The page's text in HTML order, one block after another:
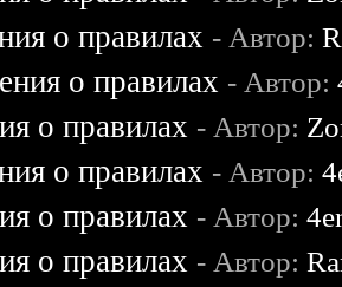
о правилах - Автор:
о правилах - Автор:
о правилах - Автор:
о правилах - Автор:
о правилах - Автор:
о правилах - Автор: